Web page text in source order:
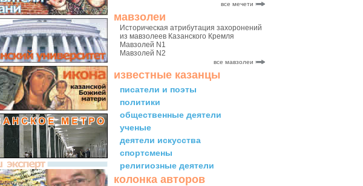
все мечети
мавзолеи
Историческая атрибутация захоронений
из мавзолеев Казанского Кремля
Мавзолей N1
Мавзолей N2
все мавзолеи
известные казанцы
писатели и поэты
политики
общественные деятели
ученые
деятели искусства
спортсмены
религиозные деятели
колонка авторов